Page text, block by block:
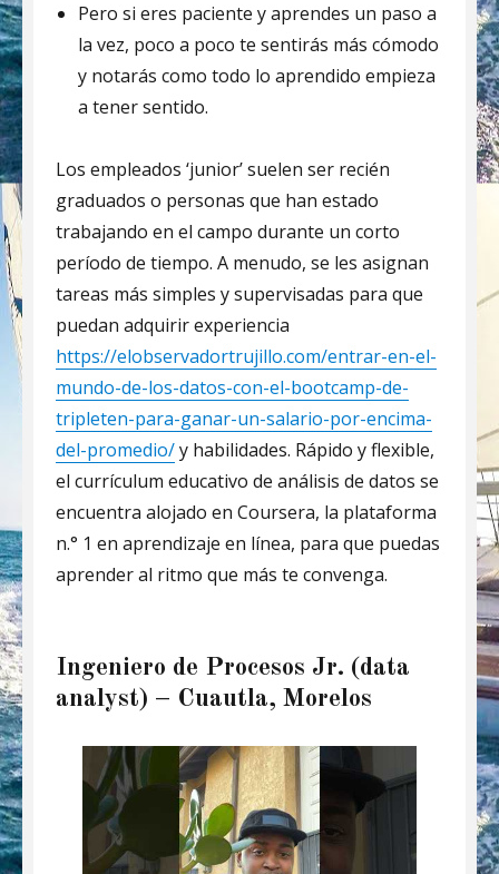
Pero si eres paciente y aprendes un paso a
la vez, poco a poco te sentirás más cómodo
y notarás como todo lo aprendido empieza
a tener sentido.
Los empleados ‘junior’ suelen ser recién
graduados o personas que han estado
trabajando en el campo durante un corto
período de tiempo. A menudo, se les asignan
tareas más simples y supervisadas para que
puedan adquirir experiencia
https://elobservadortrujillo.com/entrar-en-el-
mundo-de-los-datos-con-el-bootcamp-de-
tripleten-para-ganar-un-salario-por-encima-
del-promedio/y habilidades. Rápido y flexible,
el currículum educativo de análisis de datos se
encuentra alojado en Coursera, la plataforma
n.° 1 en aprendizaje en línea, para que puedas
aprender al ritmo que más te convenga.
Ingeniero de Procesos Jr. (data
analyst) – Cuautla, Morelos